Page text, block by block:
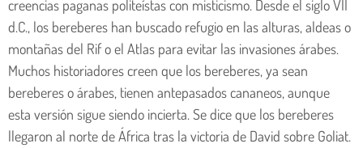
creencias paganas politeístas con misticismo. Desde el siglo VII
d.C., los bereberes han buscado refugio en las alturas, aldeas o
montañas del Rif o el Atlas para evitar las invasiones árabes.
Muchos historiadores creen que los bereberes, ya sean
bereberes o árabes, tienen antepasados cananeos, aunque
esta versión sigue siendo incierta. Se dice que los bereberes
llegaron al norte de África tras la victoria de David sobre Goliat.